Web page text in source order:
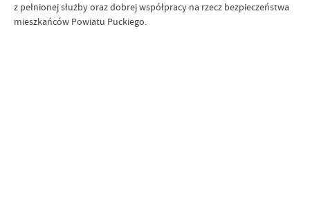
z pełnionej służby oraz dobrej współpracy na rzecz bezpieczeństwa
mieszkańców Powiatu Puckiego.